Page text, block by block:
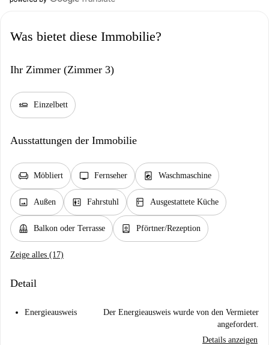
Was bietet diese Immobilie?
Ihr Zimmer (Zimmer 3)
airline_seat_flat Einzelbett
Ausstattungen der Immobilie
chair Möbliert tv Fernseher local_laundry_service Waschmaschine
image Außen elevator Fahrstuhl kitchen Ausgestattete Küche
balcony Balkon oder Terrasse person_book Pförtner/Rezeption
Zeige alles (17)
Detail
Energieausweis
Der Energieausweis wurde von den Vermieter
angefordert.
Details anzeigen